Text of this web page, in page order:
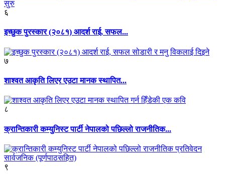
६
इच्छुक पुरस्कार (२०८१) आदर्श राई, सफल...
७
शाश्वत आकृति लिएर एउटा मानक स्थापित...
८
क्रान्तिकारी कम्युनिस्ट पार्टी नेपालको पछिल्लो राजनीतिक...
९